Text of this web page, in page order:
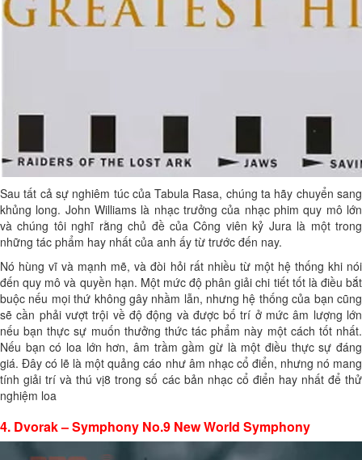
Sau tất cả sự nghiêm túc của Tabula Rasa, chúng ta hãy chuyển sang
khủng long. John Williams là nhạc trưởng của nhạc phim quy mô lớn
và chúng tôi nghĩ rằng chủ đề của Công viên kỷ Jura là một trong
những tác phẩm hay nhất của anh ấy từ trước đến nay.
Nó hùng vĩ và mạnh mẽ, và đòi hỏi rất nhiều từ một hệ thống khi nói
đến quy mô và quyền hạn. Một mức độ phân giải chi tiết tốt là điều bắt
buộc nếu mọi thứ không gây nhầm lẫn, nhưng hệ thống của bạn cũng
sẽ cần phải vượt trội về độ động và được bố trí ở mức âm lượng lớn
nếu bạn thực sự muốn thưởng thức tác phẩm này một cách tốt nhất.
Nếu bạn có loa lớn hơn, âm trầm gầm gừ là một điều thực sự đáng
giá. Đây có lẽ là một quảng cáo như âm nhạc cổ điển, nhưng nó mang
tính giải trí và thú vị8 trong số các bản nhạc cổ điển hay nhất để thử
nghiệm loa
4. Dvorak – Symphony No.9 New World Symphony